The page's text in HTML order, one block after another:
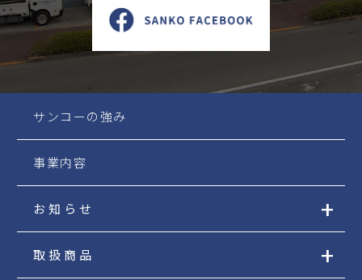
サンコーの強み
事業内容
お知らせ
取扱商品